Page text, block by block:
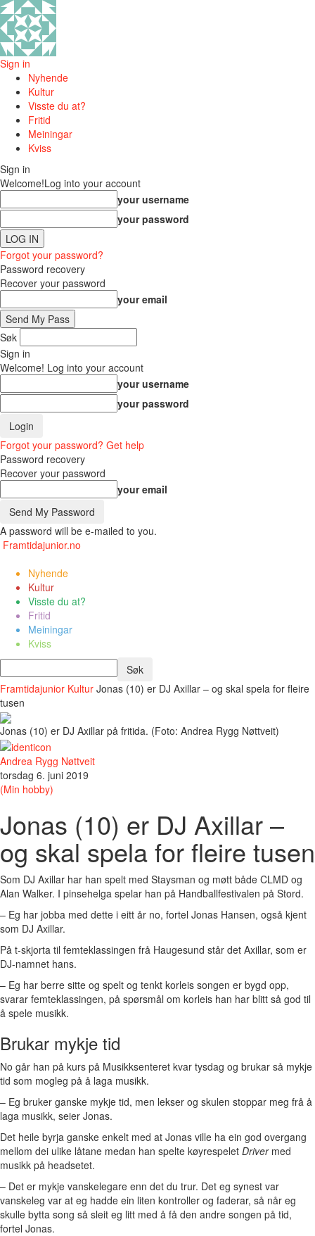
Sign in
Nyhende
Kultur
Visste du at?
Fritid
Meiningar
Kviss
Sign in
Welcome!Log into your account
your username
your password
Forgot your password?
Password recovery
Recover your password
your email
Søk
Sign in
Welcome! Log into your account
your username
your password
Forgot your password? Get help
Password recovery
Recover your password
your email
A password will be e-mailed to you.
Framtidajunior.no
Nyhende
Kultur
Visste du at?
Fritid
Meiningar
Kviss
Framtidajunior Kultur Jonas (10) er DJ Axillar – og skal spela for fleire
tusen
Jonas (10) er DJ Axillar på fritida. (Foto: Andrea Rygg Nøttveit)
Andrea Rygg Nøttveit
torsdag 6. juni 2019
(Min hobby)
Jonas (10) er DJ Axillar –
og skal spela for fleire tusen
Som DJ Axillar har han spelt med Staysman og møtt både CLMD og
Alan Walker. I pinsehelga spelar han på Handballfestivalen på Stord.
– Eg har jobba med dette i eitt år no, fortel Jonas Hansen, også kjent
som DJ Axillar.
På t-skjorta til femteklassingen frå Haugesund står det Axillar, som er
DJ-namnet hans.
– Eg har berre sitte og spelt og tenkt korleis songen er bygd opp,
svarar femteklassingen, på spørsmål om korleis han har blitt så god til
å spele musikk.
Brukar mykje tid
No går han på kurs på Musikksenteret kvar tysdag og brukar så mykje
tid som mogleg på å laga musikk.
– Eg bruker ganske mykje tid, men lekser og skulen stoppar meg frå å
laga musikk, seier Jonas.
Det heile byrja ganske enkelt med at Jonas ville ha ein god overgang
mellom dei ulike låtane medan han spelte køyrespelet Drivermed
musikk på headsetet.
– Det er mykje vanskelegare enn det du trur. Det eg synest var
vanskeleg var at eg hadde ein liten kontroller og faderar, så når eg
skulle bytta song så sleit eg litt med å få den andre songen på tid,
fortel Jonas.